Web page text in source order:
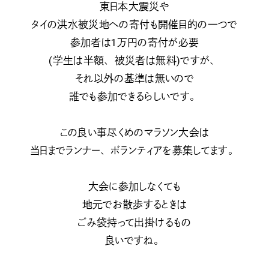
東日本大震災や
タイの洪水被災地への寄付も開催目的の一つで
参加者は1万円の寄付が必要
(学生は半額、被災者は無料)ですが、
それ以外の基準は無いので
誰でも参加できるらしいです。
この良い事尽くめのマラソン大会は
当日までランナー、ボランティアを募集してます。
大会に参加しなくても
地元でお散歩するときは
ごみ袋持って出掛けるもの
良いですね。